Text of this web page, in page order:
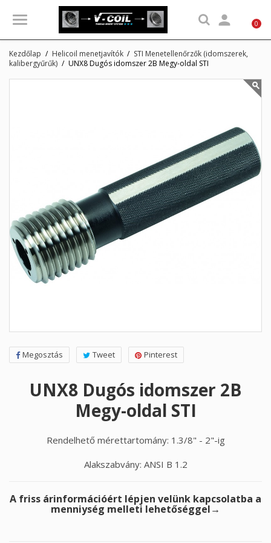
 0
Kezdőlap Helicoil menetjavítók
STI Menetellenőrzők (idomszerek,
kalibergyűrűk)
UNX8 Dugós idomszer 2B Megy-oldal STI
Megosztás Tweet Pinterest
UNX8 Dugós idomszer 2B
Megy-oldal STI
Rendelhető mérettartomány: 1.3/8" - 2"-ig
Alakszabvány: ANSI B 1.2
A friss árinformációért lépjen velünk kapcsolatba a
menniység melleti lehetőséggel→